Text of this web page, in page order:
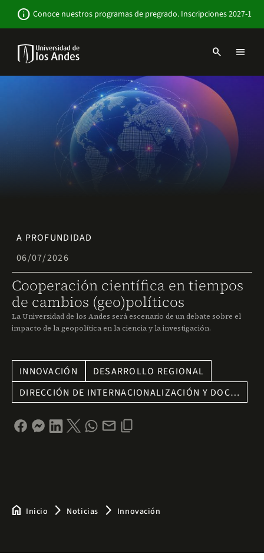
contenido
info Conoce nuestros programas de pregrado. Inscripciones 2027-1
Navbar
Sitio
Institucional
search menu
A PROFUNDIDAD
06/07/2026
Cooperación científica en tiempos
de cambios (geo)políticos
La Universidad de los Andes será escenario de un debate sobre el
impacto de la geopolítica en la ciencia y la investigación.
INNOVACIÓN
DESARROLLO REGIONAL
DIRECCIÓN DE INTERNACIONALIZACIÓN Y DOC…
home Inicio arrow_forward_ios Noticias arrow_forward_ios Innovación